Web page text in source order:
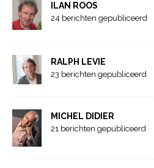
ILAN ROOS
24 berichten gepubliceerd
RALPH LEVIE
23 berichten gepubliceerd
MICHEL DIDIER
21 berichten gepubliceerd